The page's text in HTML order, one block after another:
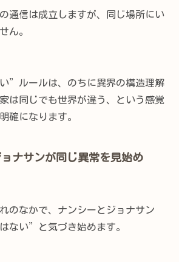
通信は成立しますが、同じ場所にい
ん。
”ルールは、のちに異界の構造理解
は同じでも世界が違う、という感覚
確になります。
ナサンが同じ異常を見始め
のなかで、ナンシーとジョナサン
ない”と気づき始めます。